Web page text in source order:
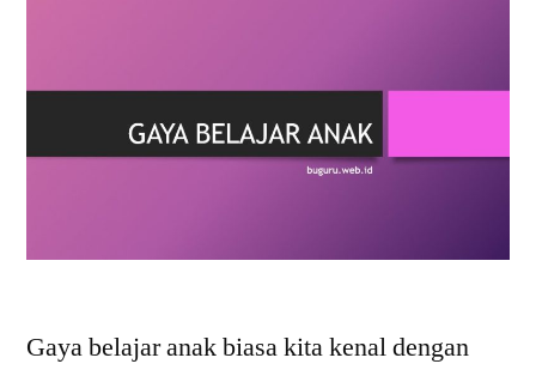
Gaya belajar anak biasa kita kenal dengan